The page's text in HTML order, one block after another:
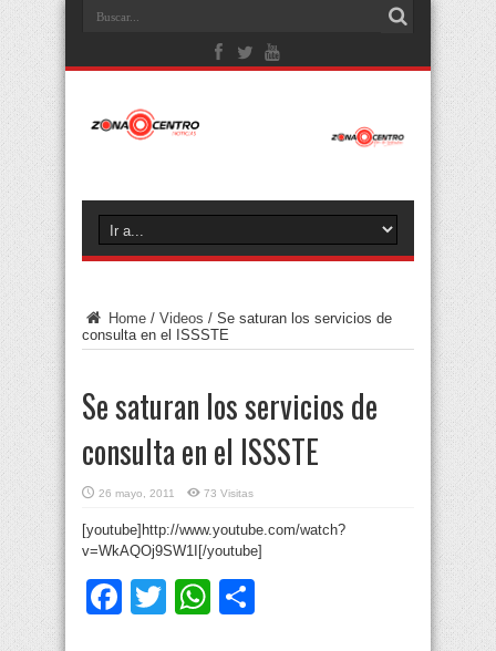
Home / Videos / Se saturan los servicios de
consulta en el ISSSTE
Se saturan los servicios de
consulta en el ISSSTE
26 mayo, 2011 73 Visitas
[youtube]http://www.youtube.com/watch?
v=WkAQOj9SW1I[/youtube]
Facebook
TwitterWhatsApp